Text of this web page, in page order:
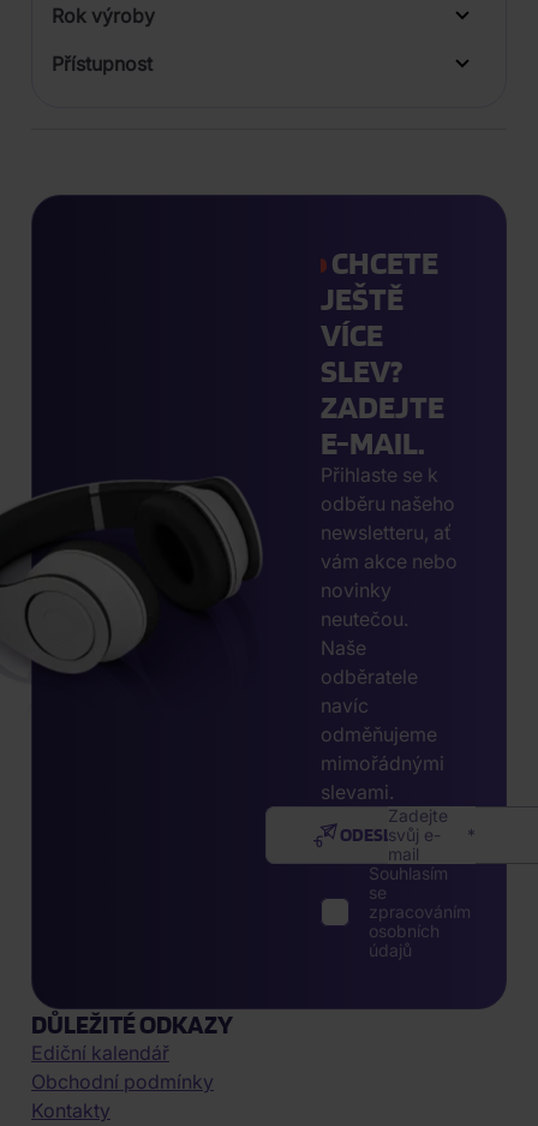
Rok výroby
Přístupnost
CHCETE
JEŠTĚ
VÍCE
SLEV?
ZADEJTE
E-MAIL.
Přihlaste se k
odběru našeho
newsletteru, ať
vám akce nebo
novinky
neutečou.
Naše
odběratele
navíc
odměňujeme
mimořádnými
slevami.
Zadejte
svůj e-
mail
ODESLAT
Souhlasím
se
zpracováním
osobních
údajů
DŮLEŽITÉ ODKAZY
Ediční kalendář
Obchodní podmínky
Kontakty